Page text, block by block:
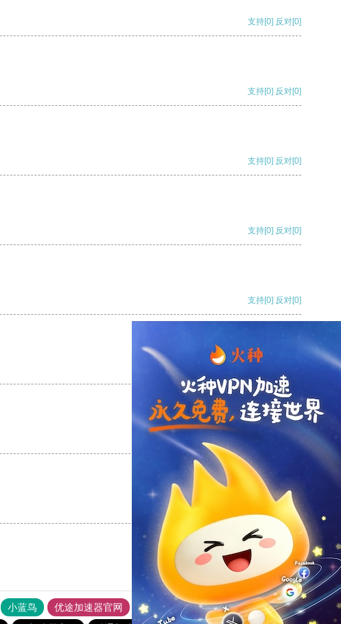
支持[0] 反对[0]
支持[0] 反对[0]
支持[0] 反对[0]
支持[0] 反对[0]
支持[0] 反对[0]
反对
反对[0]
小蓝鸟 优途加速器官网 风驰加速器 旋风加速器
八戒看书